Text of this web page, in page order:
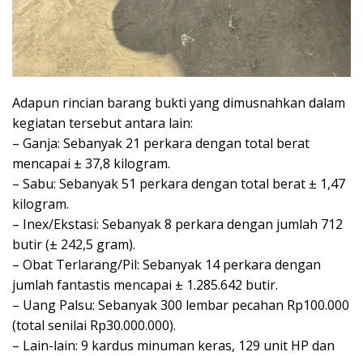
Adapun rincian barang bukti yang dimusnahkan dalam
kegiatan tersebut antara lain:
– Ganja: Sebanyak 21 perkara dengan total berat
mencapai ± 37,8 kilogram.
– Sabu: Sebanyak 51 perkara dengan total berat ± 1,47
kilogram.
– Inex/Ekstasi: Sebanyak 8 perkara dengan jumlah 712
butir (± 242,5 gram).
– Obat Terlarang/Pil: Sebanyak 14 perkara dengan
jumlah fantastis mencapai ± 1.285.642 butir.
– Uang Palsu: Sebanyak 300 lembar pecahan Rp100.000
(total senilai Rp30.000.000).
– Lain-lain: 9 kardus minuman keras, 129 unit HP dan